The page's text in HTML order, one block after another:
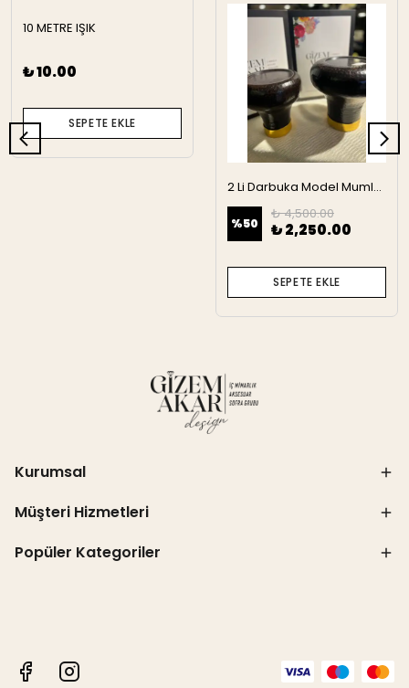
10 METRE IŞIK
₺ 10.00
SEPETE EKLE
2 Li Darbuka Model Mumluk
%50
₺ 4,500.00
₺ 2,250.00
SEPETE EKLE
Kurumsal
Müşteri Hizmetleri
Popüler Kategoriler